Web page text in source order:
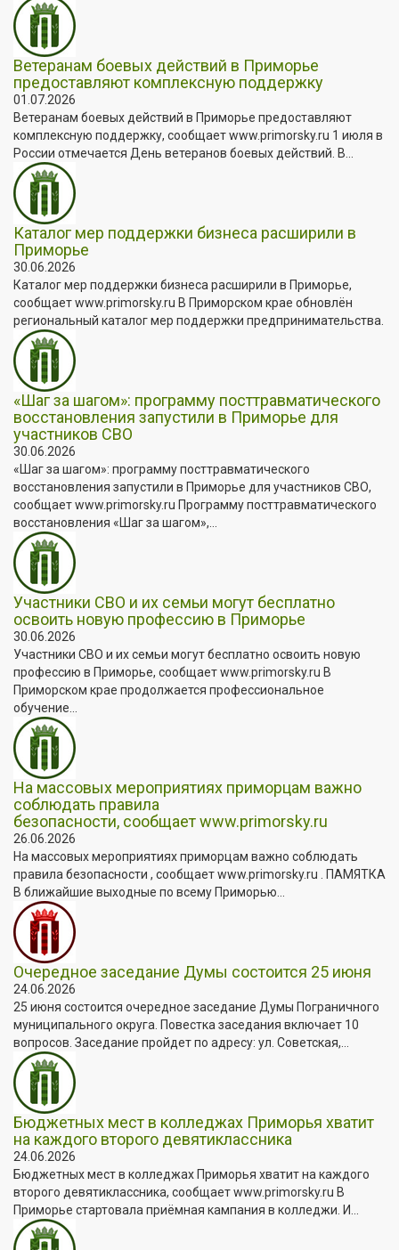
Ветеранам боевых действий в Приморье
предоставляют комплексную поддержку
01.07.2026
Ветеранам боевых действий в Приморье предоставляют
комплексную поддержку, сообщает www.primorsky.ru 1 июля в
России отмечается День ветеранов боевых действий. В...
Каталог мер поддержки бизнеса расширили в
Приморье
30.06.2026
Каталог мер поддержки бизнеса расширили в Приморье,
сообщает www.primorsky.ru В Приморском крае обновлён
региональный каталог мер поддержки предпринимательства.
«Шаг за шагом»: программу посттравматического
восстановления запустили в Приморье для
участников СВО
30.06.2026
«Шаг за шагом»: программу посттравматического
восстановления запустили в Приморье для участников СВО,
сообщает www.primorsky.ru Программу посттравматического
восстановления «Шаг за шагом»,...
Участники СВО и их семьи могут бесплатно
освоить новую профессию в Приморье
30.06.2026
Участники СВО и их семьи могут бесплатно освоить новую
профессию в Приморье, сообщает www.primorsky.ru В
Приморском крае продолжается профессиональное
обучение...
На массовых мероприятиях приморцам важно
соблюдать правила
безопасности, сообщает www.primorsky.ru
26.06.2026
На массовых мероприятиях приморцам важно соблюдать
правила безопасности , сообщает www.primorsky.ru . ПАМЯТКА
В ближайшие выходные по всему Приморью...
Очередное заседание Думы состоится 25 июня
24.06.2026
25 июня состоится очередное заседание Думы Пограничного
муниципального округа. Повестка заседания включает 10
вопросов. Заседание пройдет по адресу: ул. Советская,...
Бюджетных мест в колледжах Приморья хватит
на каждого второго девятиклассника
24.06.2026
Бюджетных мест в колледжах Приморья хватит на каждого
второго девятиклассника, сообщает www.primorsky.ru В
Приморье стартовала приёмная кампания в колледжи. И...